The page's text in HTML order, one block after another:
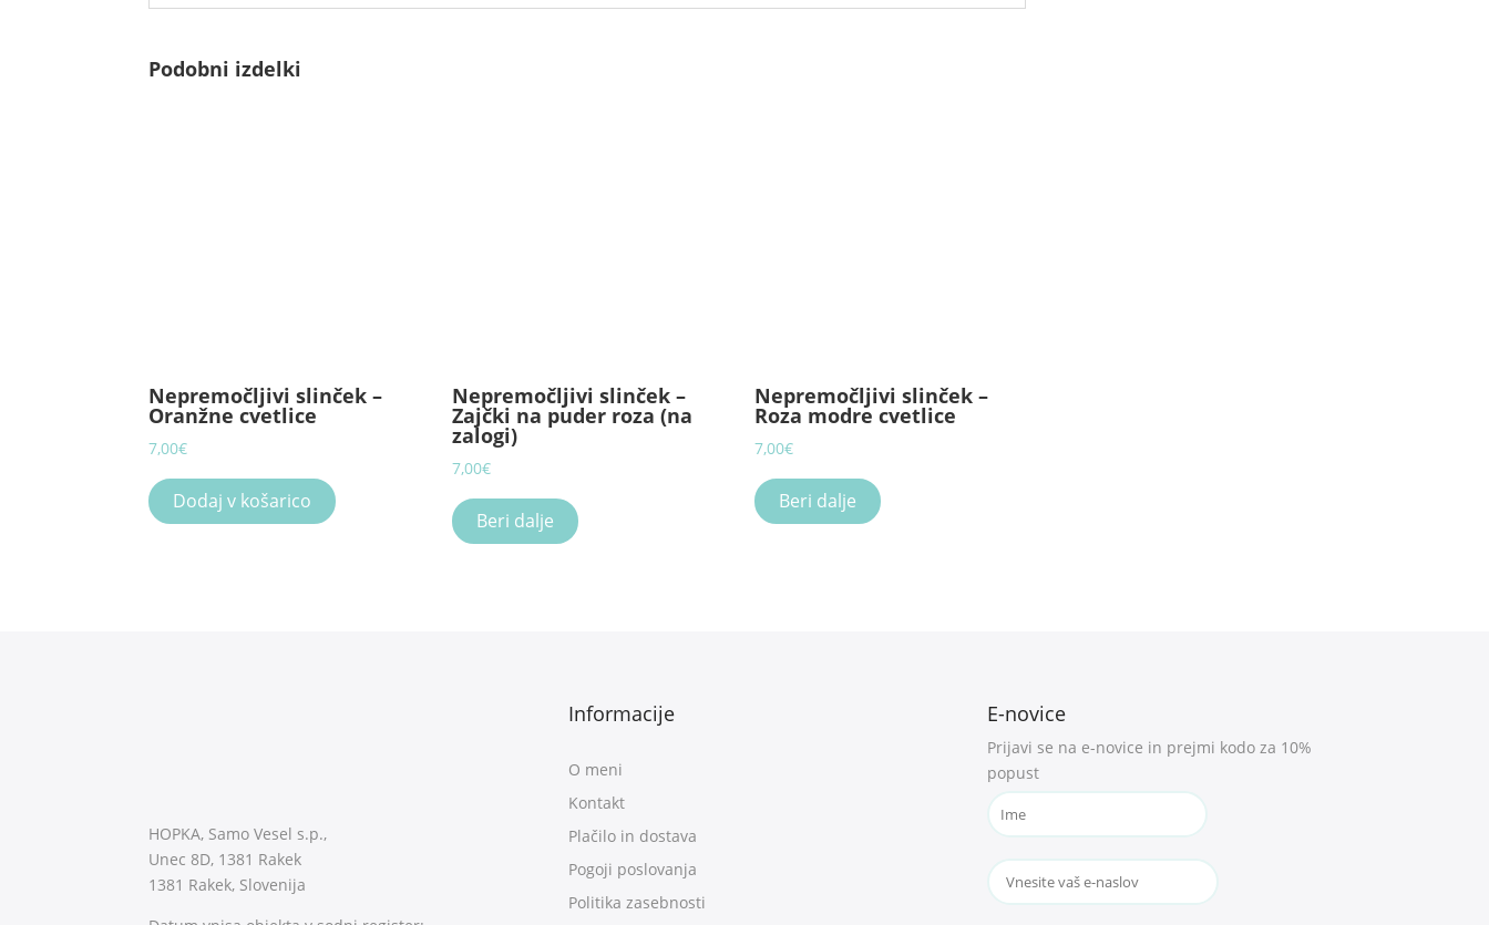
Podobni izdelki
Nepremočljivi slinček –
Oranžne cvetlice
7,00€
Dodaj v košarico
Nepremočljivi slinček –
Zajčki na puder roza (na
zalogi)
7,00€
Beri dalje
Nepremočljivi slinček –
Roza modre cvetlice
7,00€
Beri dalje
HOPKA, Samo Vesel s.p.,
Unec 8D, 1381 Rakek
1381 Rakek, Slovenija
Informacije
O meni
Kontakt
Plačilo in dostava
Pogoji poslovanja
Politika zasebnosti
E-novice
Prijavi se na e-novice in prejmi kodo za 10%
popust